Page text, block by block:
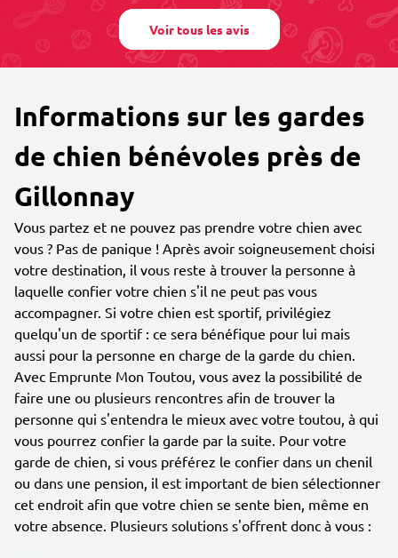
Voir tous les avis
Informations sur les gardes
de chien bénévoles près de
Gillonnay
Vous partez et ne pouvez pas prendre votre chien avec
vous ? Pas de panique ! Après avoir soigneusement choisi
votre destination, il vous reste à trouver la personne à
laquelle confier votre chien s'il ne peut pas vous
accompagner. Si votre chien est sportif, privilégiez
quelqu'un de sportif : ce sera bénéfique pour lui mais
aussi pour la personne en charge de la garde du chien.
Avec Emprunte Mon Toutou, vous avez la possibilité de
faire une ou plusieurs rencontres afin de trouver la
personne qui s'entendra le mieux avec votre toutou, à qui
vous pourrez confier la garde par la suite. Pour votre
garde de chien, si vous préférez le confier dans un chenil
ou dans une pension, il est important de bien sélectionner
cet endroit afin que votre chien se sente bien, même en
votre absence. Plusieurs solutions s'offrent donc à vous :